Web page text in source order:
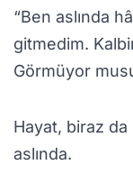
“Ben aslında
gitmedim.
Görmüyor
Hayat, biraz da
aslında.